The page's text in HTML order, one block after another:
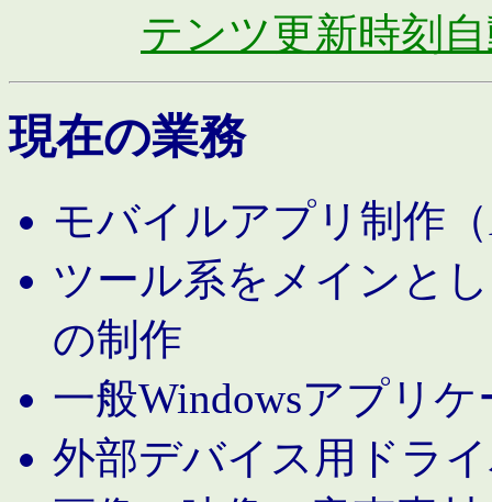
テンツ更新時刻
現在の業務
モバイルアプリ制作
ツール系をメインと
の制作
一般Windowsアプリ
外部デバイス用ドラ